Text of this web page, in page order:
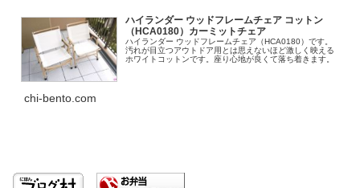
ハイランダー ウッドフレームチェア コットン
（HCA0180）カーミットチェア
ハイランダー ウッドフレームチェア（HCA0180）です。
汚れが目立つアウトドア用とは思えないほど激しく映える
ホワイトコットンです。座り心地が良くて落ち着きます。
chi-bento.com